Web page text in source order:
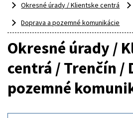
Okresné úrady / Klientske centrá
Doprava a pozemné komunikácie
Okresné úrady /
centrá / Trenčín /
pozemné